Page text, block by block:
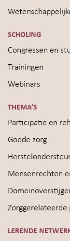
SCHOLING
Congressen en
Trainingen
Webinars
THEMA’S
Participatie en
Goede zorg
Mensenrechten
Zorggerelateerde
LERENDE